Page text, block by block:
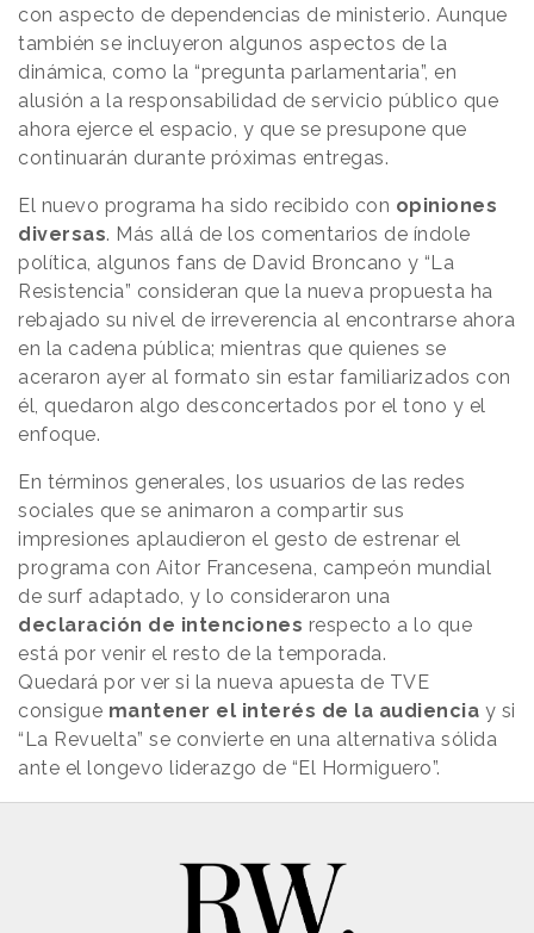
con aspecto de dependencias de ministerio. Aunque
también se incluyeron algunos aspectos de la
dinámica, como la “pregunta parlamentaria”, en
alusión a la responsabilidad de servicio público que
ahora ejerce el espacio, y que se presupone que
continuarán durante próximas entregas.
El nuevo programa ha sido recibido con opiniones
diversas. Más allá de los comentarios de índole
política, algunos fans de David Broncano y “La
Resistencia” consideran que la nueva propuesta ha
rebajado su nivel de irreverencia al encontrarse ahora
en la cadena pública; mientras que quienes se
aceraron ayer al formato sin estar familiarizados con
él, quedaron algo desconcertados por el tono y el
enfoque.
En términos generales, los usuarios de las redes
sociales que se animaron a compartir sus
impresiones aplaudieron el gesto de estrenar el
programa con Aitor Francesena, campeón mundial
de surf adaptado, y lo consideraron una
declaración de intenciones respecto a lo que
está por venir el resto de la temporada.
Quedará por ver si la nueva apuesta de TVE
consigue mantener el interés de la audiencia y si
“La Revuelta” se convierte en una alternativa sólida
ante el longevo liderazgo de “El Hormiguero”.